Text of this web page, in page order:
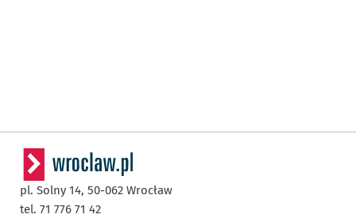
pl. Solny 14, 50-062 Wrocław
tel. 71 776 71 42